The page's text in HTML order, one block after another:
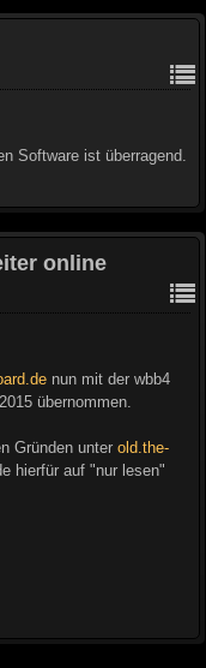
Software ist überragend.
online
nun mit der wbb4
übernommen.
Gründen unter old.the-
hierfür auf "nur lesen"